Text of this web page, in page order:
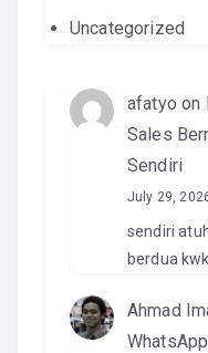
Uncategorized
afatyo on
Sales
Sendiri
July 29,
sendiri
berdua
Ahmad